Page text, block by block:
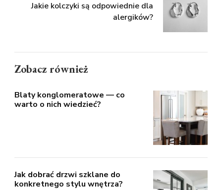
Jakie kolczyki są odpowiednie dla
alergików?
Zobacz również
Blaty konglomeratowe — co
warto o nich wiedzieć?
Jak dobrać drzwi szklane do
konkretnego stylu wnętrza?